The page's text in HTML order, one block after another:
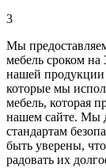
3
Мы
мебель сроком на
нашей продукции
которые мы
мебель, которая
нашем сайте. Мы
стандартам
быть уверены,
радовать их